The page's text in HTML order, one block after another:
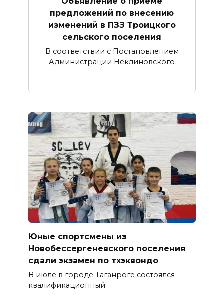
предложений по внесению
изменений в ПЗЗ Троицкого
сельского поселения
В соответствии с Постановлением
Администрации Неклиновского
Юные спортсмены из
Новобессергеневского поселения
сдали экзамен по тхэквондо
В июле в городе Таганроге состоялся
квалификационный